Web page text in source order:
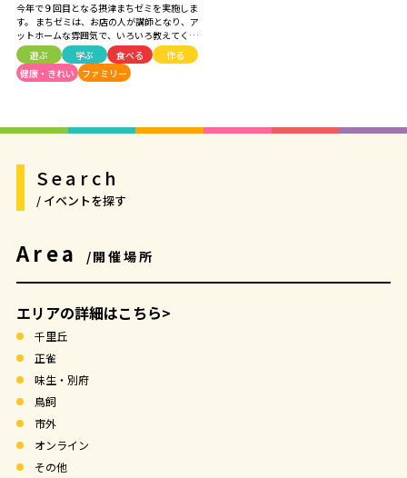
今年で９回目となる摂津まちゼミを実施しま
す。 まちゼミは、お店の人が講師となり、ア
ットホームな雰囲気で、いろいろ教えてくれ
たり、体験できるイベントです。 参加費は無
料～材料費程度。 お店からの押し売りが無
いので、お気軽にご参加ください。
遊ぶ 学ぶ 食べる
作る
健康・きれい
ファミリー
Search
/ イベントを探す
Area /開催場所
エリアの詳細はこちら>
千里丘
正雀
味生・別府
鳥飼
市外
オンライン
その他